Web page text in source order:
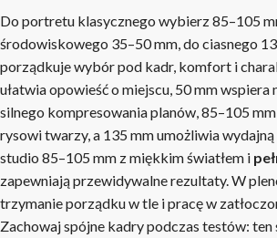
Do portretu klasycznego wybierz 85–105
środowiskowego 35–50 mm, do ciasnego
porządkuje wybór pod kadr, komfort i
ułatwia opowieść o miejscu, 50 mm
silnego kompresowania planów, 85–105
rysowi twarzy, a 135 mm umożliwia wydajną
studio 85–105 mm z miękkim światłem i
zapewniają przewidywalne rezultaty. W
trzymanie porządku w tle i pracę w
Zachowaj spójne kadry podczas testów: ten